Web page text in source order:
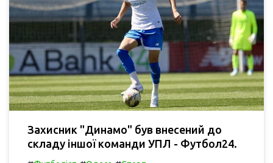
Захисник "Динамо" був внесений до
складу іншої команди УПЛ - Футбол24.